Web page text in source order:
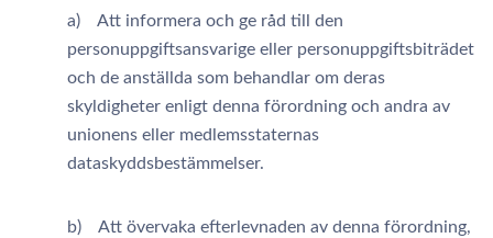
a) Att informera och ge råd till den
personuppgiftsansvarige eller personuppgiftsbiträdet
och de anställda som behandlar om deras
skyldigheter enligt denna förordning och andra av
unionens eller medlemsstaternas
dataskyddsbestämmelser.
b) Att övervaka efterlevnaden av denna förordning,